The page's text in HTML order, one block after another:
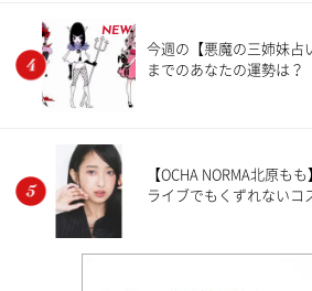
NEW
今週の【悪魔の三姉妹占
までのあなたの運勢は？
【OCHA NORMA北原も
ライブでもくずれないコ